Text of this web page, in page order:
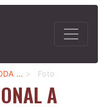
… > Foto
A